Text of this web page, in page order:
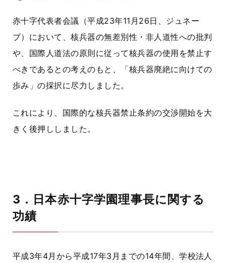
赤十字代表者会議（平成23年11月26日、ジュネー
ブ）において、核兵器の無差別性・非人道性への批判
や、国際人道法の原則に従って核兵器の使用を禁止す
べきであるとの考えのもと、
「核兵器廃絶に向けての
歩み」の採択に尽力しました。
これにより、国際的な核兵器禁止条約の交渉開始を大
きく後押ししました。
3．日本赤十字学園理事長に関する
功績
平成3年4月から平成17年3月までの14年間 、学校法人